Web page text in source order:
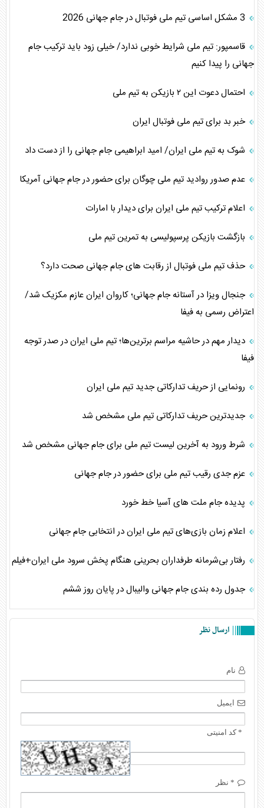
قاسمپور: تیم ملی شرایط خوبی ندارد/ خیلی زود باید ترکیب جام
جهانی را پیدا کنیم
احتمال دعوت این ۲ بازیکن به تیم ملی
خبر بد برای تیم ملی فوتبال ایران
شوک به تیم ملی ایران/ امید ابراهیمی جام جهانی را از دست داد
عدم صدور روادید تیم ملی چوگان برای حضور در جام جهانی آمریکا
اعلام ترکیب تیم ملی ایران برای دیدار با امارات
بازگشت بازیکن پرسپولیسی به تمرین تیم ملی
حذف تیم ملی فوتبال از رقابت‌ های جام جهانی صحت دارد؟
جنجال ویزا در آستانه جام جهانی؛ کاروان ایران عازم مکزیک شد/
اعتراض رسمی به فیفا
دیدار مهم در حاشیه مراسم برترین‌ها؛ تیم ملی ایران در صدر توجه
فیفا
رونمایی از حریف تدارکاتی جدید تیم ملی ایران
جدیدترین حریف تدارکاتی تیم ملی مشخص شد
شرط ورود به آخرین لیست تیم ملی برای جام جهانی مشخص شد
عزم جدی رقیب تیم ملی برای حضور در جام جهانی
پدیده جام ملت های آسیا خط خورد
اعلام زمان بازی‌های تیم ملی ایران در انتخابی جام جهانی
رفتار بی‌شرمانه طرفداران بحرینی هنگام پخش سرود ملی ایران+فیلم
جدول رده بندی جام جهانی والیبال در پایان روز ششم
ارسال نظر
نام
ایمیل
* کد امنیتی
* نظر